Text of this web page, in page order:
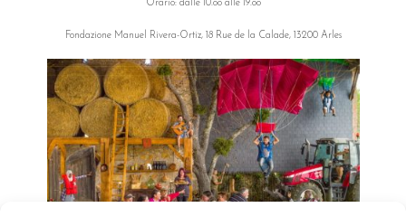
Orario: dalle 10.oo alle 19.oo
Fondazione Manuel Rivera-Ortiz, 18 Rue de la Calade, 13200 Arles